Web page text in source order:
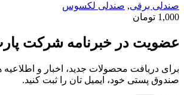
صندلی برقی, صندلی لکسوس
1,000 تومان
عضویت در خبرنامه شرکت
برای دریافت محصولات جدید، اخبار و
صندوق پستی خود، ایمیل تان را ثبت کنید.